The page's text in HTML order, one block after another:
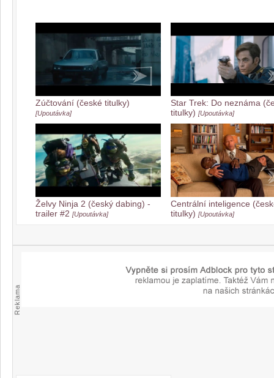
Zúčtování (české titulky)
[Upoutávka]
Star Trek: Do neznáma
titulky) [Upoutávka]
Želvy Ninja 2 (český dabing) -
trailer #2 [Upoutávka]
Centrální inteligence
titulky) [Upoutávka]
Reklama